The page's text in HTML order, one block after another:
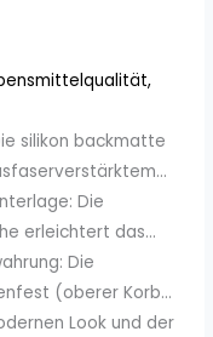
silikon backmatte
Die
erleichtert das...
Die
(oberer Korb...
Look und der